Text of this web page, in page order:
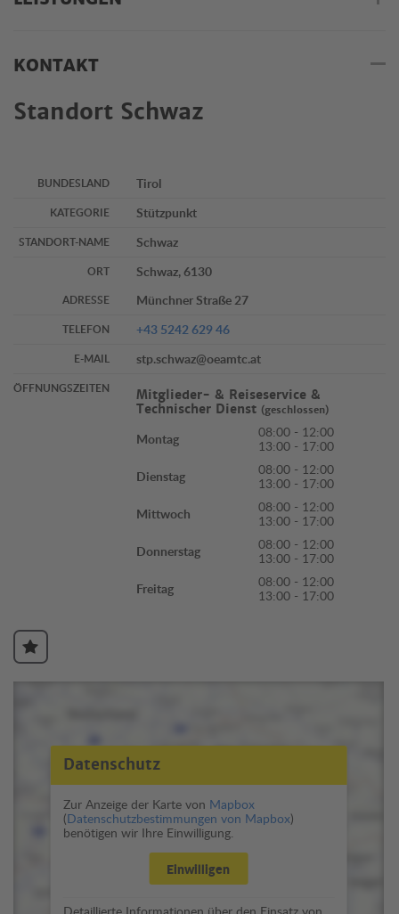
KONTAKT
Standort Schwaz
BUNDESLAND Tirol
KATEGORIE Stützpunkt
STANDORT-NAME Schwaz
ORT Schwaz, 6130
ADRESSE Münchner Straße 27
TELEFON +43 5242 629 46
E-MAIL stp.schwaz@oeamtc.at
ÖFFNUNGSZEITEN
Mitglieder- & Reiseservice &
Technischer Dienst (geschlossen)
Montag
08:00 - 12:00
13:00 - 17:00
Dienstag
08:00 - 12:00
13:00 - 17:00
Mittwoch
08:00 - 12:00
13:00 - 17:00
Donnerstag
08:00 - 12:00
13:00 - 17:00
Freitag
08:00 - 12:00
13:00 - 17:00
Datenschutz
Zur Anzeige der Karte von Mapbox
(Datenschutzbestimmungen von Mapbox)
benötigen wir Ihre Einwilligung.
Einwilligen